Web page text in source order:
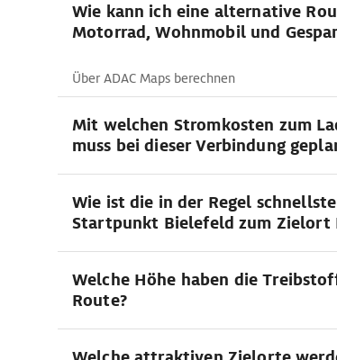
Wie kann ich eine alternative
Motorrad, Wohnmobil und
Über ADAC Maps berechnen
Mit welchen Stromkosten zum
muss bei dieser Verbindung
Wie ist die in der Regel
Startpunkt Bielefeld zum Zielort
Welche Höhe haben die
Route?